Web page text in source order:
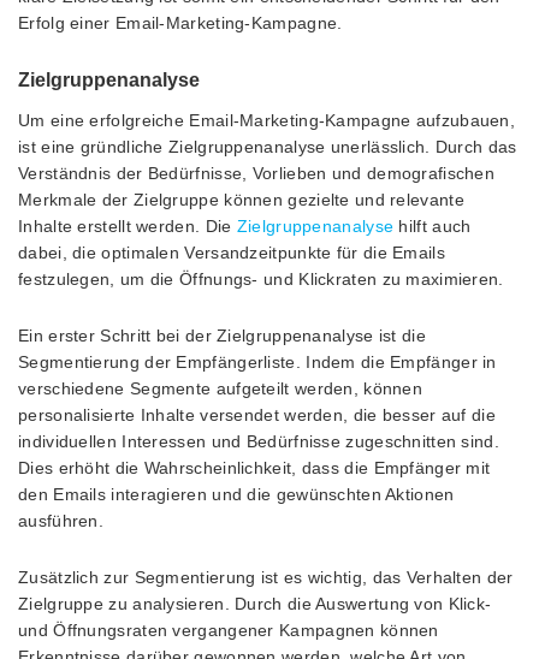
Erfolg einer Email-Marketing-Kampagne.
Zielgruppenanalyse
Um eine erfolgreiche Email-Marketing-Kampagne aufzubauen,
ist eine gründliche Zielgruppenanalyse unerlässlich. Durch das
Verständnis der Bedürfnisse, Vorlieben und demografischen
Merkmale der Zielgruppe können gezielte und relevante
Inhalte erstellt werden. Die Zielgruppenanalyse hilft auch
dabei, die optimalen Versandzeitpunkte für die Emails
festzulegen, um die Öffnungs- und Klickraten zu maximieren.
Ein erster Schritt bei der Zielgruppenanalyse ist die
Segmentierung der Empfängerliste. Indem die Empfänger in
verschiedene Segmente aufgeteilt werden, können
personalisierte Inhalte versendet werden, die besser auf die
individuellen Interessen und Bedürfnisse zugeschnitten sind.
Dies erhöht die Wahrscheinlichkeit, dass die Empfänger mit
den Emails interagieren und die gewünschten Aktionen
ausführen.
Zusätzlich zur Segmentierung ist es wichtig, das Verhalten der
Zielgruppe zu analysieren. Durch die Auswertung von Klick-
und Öffnungsraten vergangener Kampagnen können